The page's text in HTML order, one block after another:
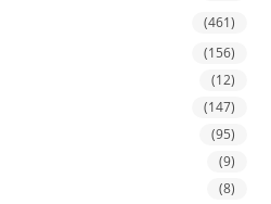
(461)
(156)
(12)
(147)
(95)
(9)
(8)